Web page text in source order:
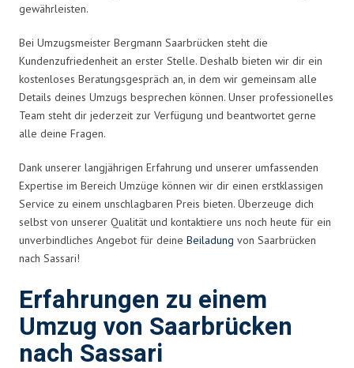
gewährleisten.
Bei Umzugsmeister Bergmann Saarbrücken steht die
Kundenzufriedenheit an erster Stelle. Deshalb bieten wir dir ein
kostenloses Beratungsgespräch an, in dem wir gemeinsam alle
Details deines Umzugs besprechen können. Unser professionelles
Team steht dir jederzeit zur Verfügung und beantwortet gerne
alle deine Fragen.
Dank unserer langjährigen Erfahrung und unserer umfassenden
Expertise im Bereich Umzüge können wir dir einen erstklassigen
Service zu einem unschlagbaren Preis bieten. Überzeuge dich
selbst von unserer Qualität und kontaktiere uns noch heute für ein
unverbindliches Angebot für deine Beiladung von Saarbrücken
nach Sassari!
Erfahrungen zu einem
Umzug von Saarbrücken
nach Sassari